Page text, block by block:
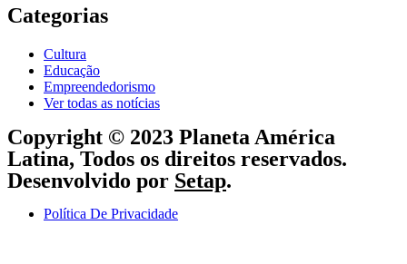
Categorias
Cultura
Educação
Empreendedorismo
Ver todas as notícias
Copyright © 2023 Planeta América
Latina, Todos os direitos reservados.
Desenvolvido por Setap.
Política De Privacidade